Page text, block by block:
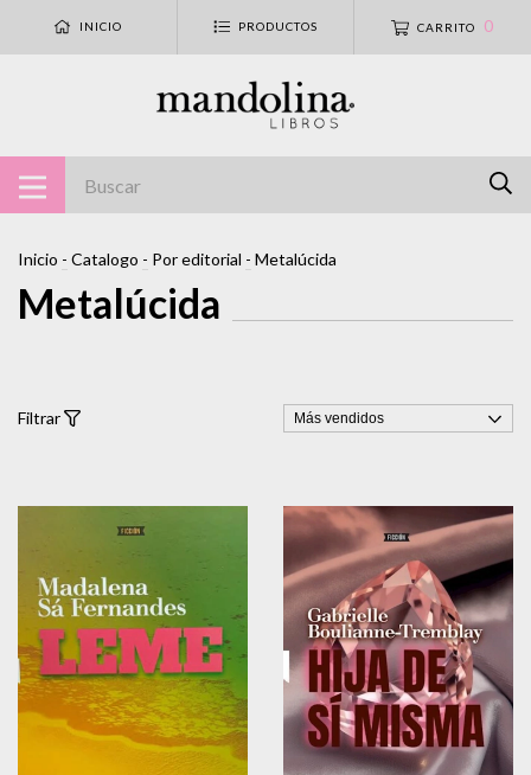
INICIO PRODUCTOS CARRITO 0
Inicio - Catalogo - Por editorial - Metalúcida
Metalúcida
Filtrar